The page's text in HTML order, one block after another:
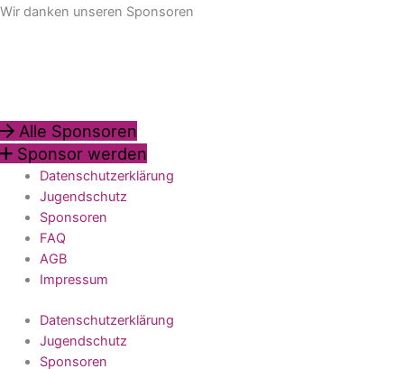
Wir danken unseren Sponsoren
Alle Sponsoren
Sponsor werden
Datenschutzerklärung
Jugendschutz
Sponsoren
FAQ
AGB
Impressum
Datenschutzerklärung
Jugendschutz
Sponsoren